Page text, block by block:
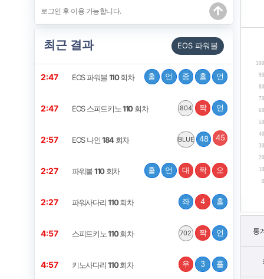
최근 결과 EOS 파워볼
2:46 EOS 파워볼110회차 홀 언 중 홀 언
2:46 EOS 스피드키노110회차 804 짝 언
2:56 EOS 나인184회차 BLUE 48 45
2:26 파워볼110회차 홀 언 대 짝 오
2:26 파워사다리110회차 좌 4 홀
4:56 스피드키노111회차 702 짝 언
4:56 키노사다리111회차 우 3 홀
0
10
20
30
40
50
60
70
80
90
100
통